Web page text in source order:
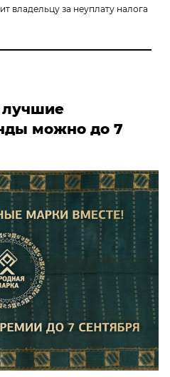
владельцу за неуплату налога
лучшие
можно до 7